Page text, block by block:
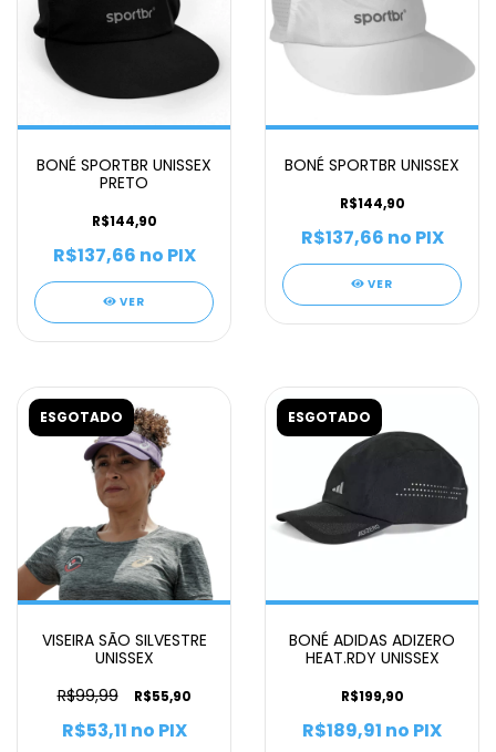
BONÉ SPORTBR UNISSEX
PRETO
R$144,90
R$137,66 no PIX
VER
BONÉ SPORTBR UNISSEX
R$144,90
R$137,66 no PIX
VER
ESGOTADO
VISEIRA SÃO SILVESTRE
UNISSEX
R$99,99
R$55,90
R$53,11 no PIX
ESGOTADO
BONÉ ADIDAS ADIZERO
HEAT.RDY UNISSEX
R$199,90
R$189,91 no PIX